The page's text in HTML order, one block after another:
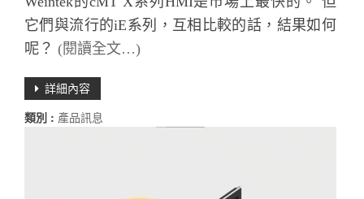
它們與流行的iE系列，互相比較的話，結果如何
呢？ (閱讀全文…)
詳細內容
類別 : 產品訊息